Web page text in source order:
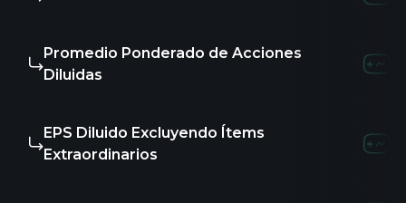
Promedio Ponderado de Acciones
Diluidas
EPS Diluido Excluyendo Ítems
Extraordinarios